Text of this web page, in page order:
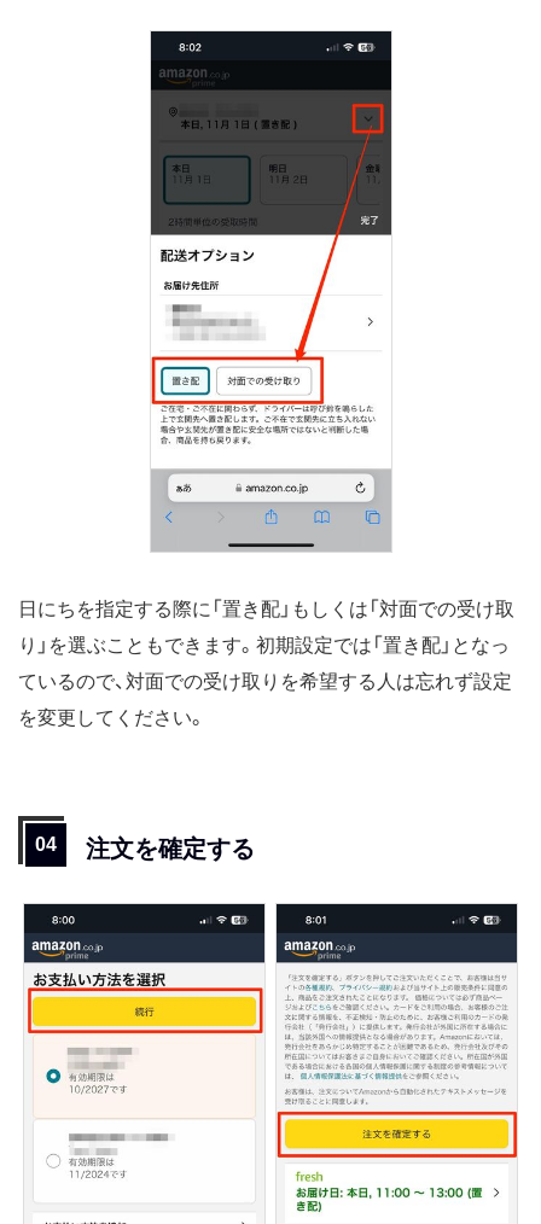
日にちを指定する際に「置き配」もしくは「対面での受け取
り」を選ぶこともできます。初期設定では「置き配」となっ
ているので、対面での受け取りを希望する人は忘れず設定
を変更してください。
注文を確定する